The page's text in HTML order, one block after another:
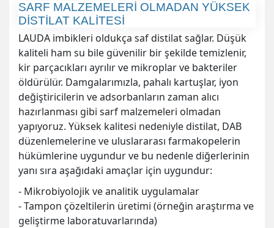
SARF MALZEMELERİ OLMADAN YÜKSEK
DİSTİLAT KALİTESİ
LAUDA imbikleri oldukça saf distilat sağlar. Düşük
kaliteli ham su bile güvenilir bir şekilde temizlenir,
kir parçacıkları ayrılır ve mikroplar ve bakteriler
öldürülür. Damgalarımızla, pahalı kartuşlar, iyon
değiştiricilerin ve adsorbanların zaman alıcı
hazırlanması gibi sarf malzemeleri olmadan
yapıyoruz. Yüksek kalitesi nedeniyle distilat, DAB
düzenlemelerine ve uluslararası farmakopelerin
hükümlerine uygundur ve bu nedenle diğerlerinin
yanı sıra aşağıdaki amaçlar için uygundur:
- Mikrobiyolojik ve analitik uygulamalar
- Tampon çözeltilerin üretimi (örneğin araştırma ve
geliştirme laboratuvarlarında)